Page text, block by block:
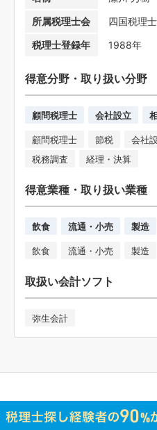
所属税理士会
四国税理
税理士登録年
1988年
得意分野・取り扱い分野
顧問税理士 会社設立
顧問税理士 節税 会社
税務調査
経理・決算
得意業種・取り扱い業種
飲食 流通・小売 製造
飲食 流通・小売 製造
取扱い会計ソフト
弥生会計